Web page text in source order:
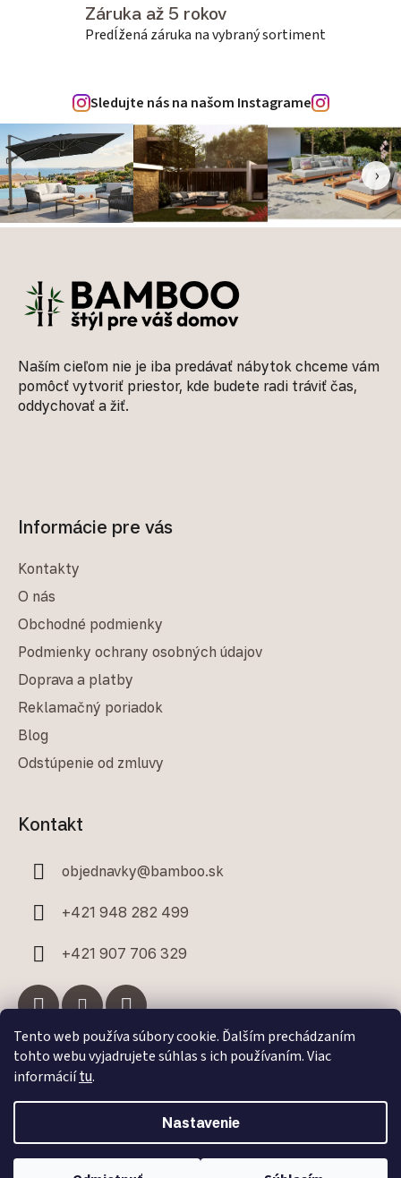
Tento web používa súbory cookie. Ďalším prechádzaním
tohto webu vyjadrujete súhlas s ich používaním. Viac
informáciítu.
Nastavenie
Záruka až 5 rokov
Predĺžená záruka na vybraný sortiment
Sledujte nás na našom Instagrame
‹ ›
Naším cieľom nie je iba predávať nábytok chceme vám
pomôcť vytvoriť priestor, kde budete radi tráviť čas,
oddychovať a žiť.
Informácie pre vás
Kontakty
O nás
Obchodné podmienky
Podmienky ochrany osobných údajov
Doprava a platby
Reklamačný poriadok
Blog
Odstúpenie od zmluvy
Kontakt
objednavky@bamboo.sk
+421 948 282 499
+421 907 706 329
Facebook